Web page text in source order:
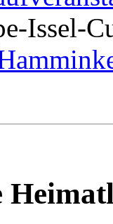
Issel-